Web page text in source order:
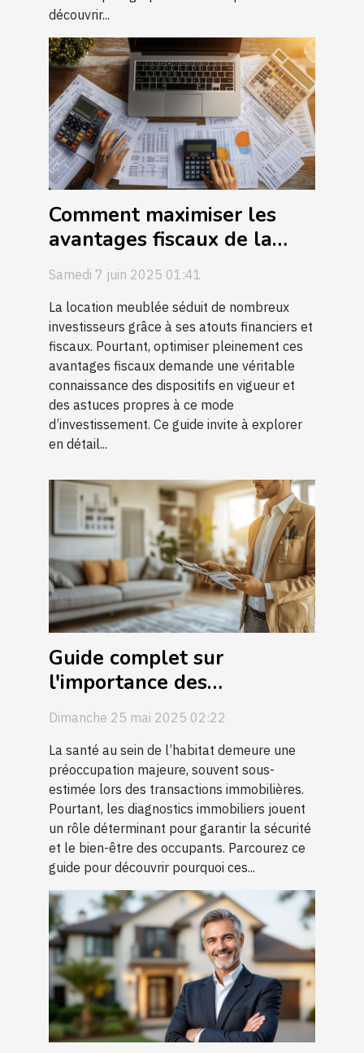
découvrir...
Comment maximiser les
avantages fiscaux de la
location meublée
Samedi 7 juin 2025 01:41
La location meublée séduit de nombreux
investisseurs grâce à ses atouts financiers et
fiscaux. Pourtant, optimiser pleinement ces
avantages fiscaux demande une véritable
connaissance des dispositifs en vigueur et
des astuces propres à ce mode
d’investissement. Ce guide invite à explorer
en détail...
Guide complet sur
l'importance des
diagnostics immobiliers
pour la santé
Dimanche 25 mai 2025 02:22
La santé au sein de l’habitat demeure une
préoccupation majeure, souvent sous-
estimée lors des transactions immobilières.
Pourtant, les diagnostics immobiliers jouent
un rôle déterminant pour garantir la sécurité
et le bien-être des occupants. Parcourez ce
guide pour découvrir pourquoi ces...